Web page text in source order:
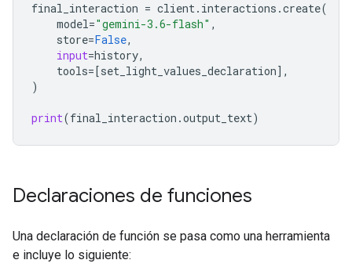
final_interaction = client. interactions .create(
model="gemini-3.6-flash" ,
store=False,
input=history,
tools= [set_light_values_declaration],
)
print(final_interaction .output_text)
Declaraciones de funciones
Una declaración de función se pasa como una herramienta
e incluye lo siguiente: